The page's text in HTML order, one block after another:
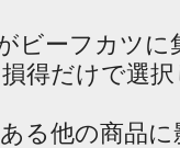
ビーフカツに
得だけで選
る他の商品